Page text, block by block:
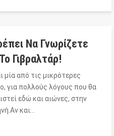
Να Γνωρίζετε
Γιβραλτάρ!
μία από τις μικρότερες
για πολλούς λόγους που θα
εδώ και αιώνες, στην
και…